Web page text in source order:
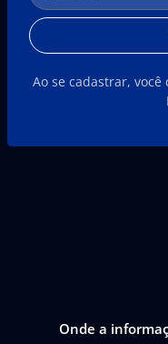
Ao se cadastrar,
Onde a